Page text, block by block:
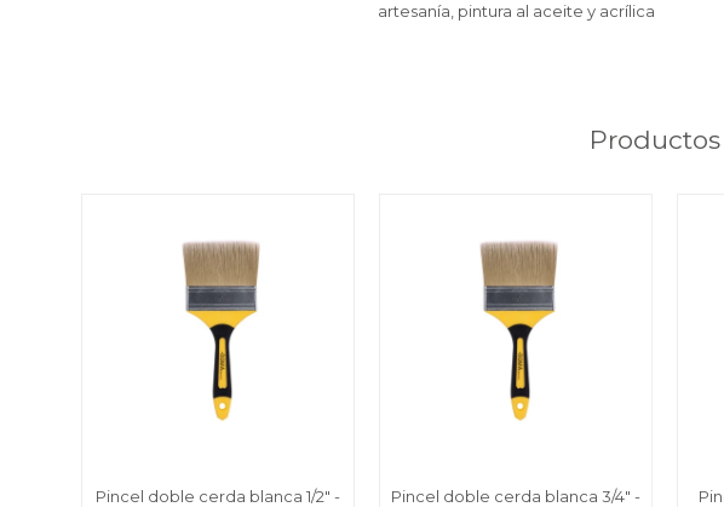
artesanía, pintura al aceite y acrílica
Pincel doble cerda blanca 1/2" -
Pincel doble cerda blanca 3/4" -